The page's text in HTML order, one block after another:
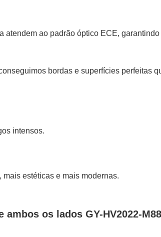
atendem ao padrão óptico ECE,
bordas e superfícies perfeitas
intensos.
estéticas e mais modernas.
os lados GY-HV2022-M88